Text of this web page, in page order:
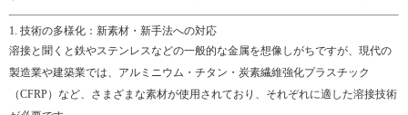
1. 技術の多様化：新素材・新手法への対応
溶接と聞くと鉄やステンレスなどの一般的な金属を想像しがちですが、現代の
製造業や建築業では、アルミニウム・チタン・炭素繊維強化プラスチック
（CFRP）など、さまざまな素材が使用されており、それぞれに適した溶接技術